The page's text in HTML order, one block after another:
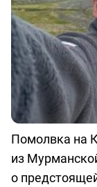
Помолвка на
из
о